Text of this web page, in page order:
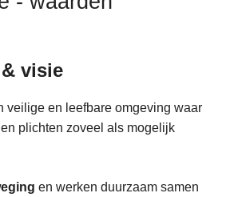
visie
veilige en leefbare omgeving waar
plichten zoveel als mogelijk
en werken duurzaam samen